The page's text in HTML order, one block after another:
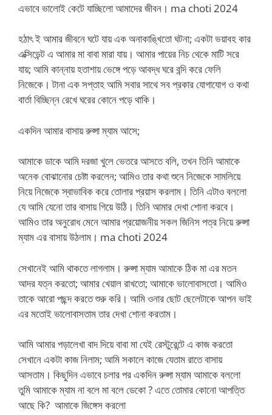
এভাবে ভালোই কেটে যাচ্ছিলো আমাদের জীবন। ma choti 2024
হঠাৎ ই আমার জীবনে ঘটে যায় এক অনাকাঙ্খিতো ঘটনা; একটা ভয়াবহ কার
এক্সিডেন্ট এ আমার মা বাবা মারা যায়। আমার পায়ের নিচ থেকে মাটি সরে
যায়; আমি কান্নায় হতাশায় ভেঙ্গে পড়ে আবদ্ধ ঘরে বন্দি করে ফেলি
নিজেকে। টানা এক সপ্তাহ আমি সবার সাথে সব প্রকার যোগাযোগ ও কথা
বার্তা বিচ্ছিন্ন রেখে ঘরের কোনে পড়ে থাকি।
একদিন আমার বাসায় রুপ্সা ম্যাম আসে;
আমাকে ডাকে আমি দরজা খুলে ভেতরে আসতে বলি, তখন তিনি আমাকে
অনেক বোঝানোর চেষ্টা করলেন; আমিও তার কথা শুনে নিজেকে সামলিয়ে
নিয়ে নিজেকে স্বাভাবিক করে তোলার প্রয়াস করলাম। তিনি এটাও বললো
যে আমি যেনো তার বাসায় গিয়ে উঠি। তিনি আমার দেখা শোনা করবে।
আমিও তার অনুরোধ মেনে আমার প্রয়োজনীয় সকল জিনিস পত্র নিয়ে রুপ্সা
ম্যাম এর বাসায় উঠলাম। ma choti 2024
সেখানেই আমি থাকতে লাগলাম। রুপ্সা ম্যাম আমাকে ঠিক মা এর মতন
আদর যত্ন করতো; আমার খেয়াল রাখতো; আমাকে ভালোবাসতো। আমিও
তাকে আরো পছন্দ করতে শুরু করি। আমি ওনার ছোট ছেলেটাকে আপন ভাই
এর মতোই ভালোবাসতাম তার দেখা শোনা করতাম।
আমি আমার পড়ালেখা বাদ দিয়ে বাবা মা যেই রেস্টুরেন্টে এ কাজ করতো
সেখানে একটা কাজ নিলাম; আমি সকালে কাজে যেতাম রাতে বাসায়
আসতাম। কিছুদিন এভাবে চলার পর একদিন রুপ্সা ম্যাম আমাকে বললো
তুমি আমাকে ম্যাম না বলে মা বলে ডেকো ? এতে তোমার কোনো আপত্তি
আছে কি? আমাকে জিঙ্গেস করলো